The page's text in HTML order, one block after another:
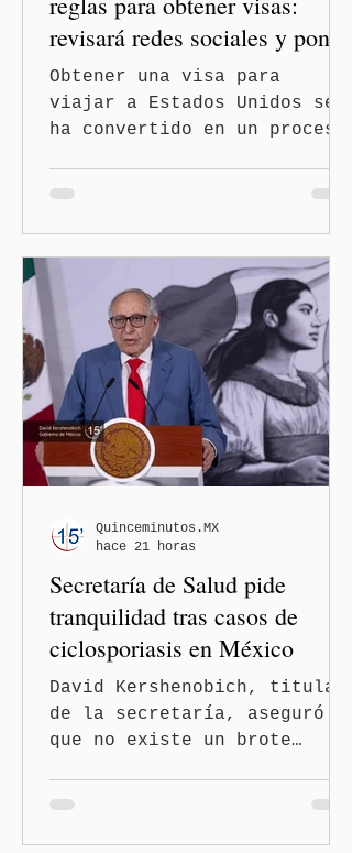
revisará redes sociales y pone
freno al Turismo de
Nacimiento
Obtener una visa para
viajar a Estados Unidos se
ha convertido en un proceso
Estado amplió la revisión
de la presencia digital de
los solicitantes, mientras
Washington busca cerrar el
paso al llamado “turismo de
nacimiento” y reforzar los
controles migratorios.
Secretaría de Salud pide
tranquilidad tras casos de
ciclosporiasis en México
David Kershenobich, titular
de la secretaría, aseguró
que no existe un brote
secretario de Salud
Quinceminutos.MX
hace 21 horas